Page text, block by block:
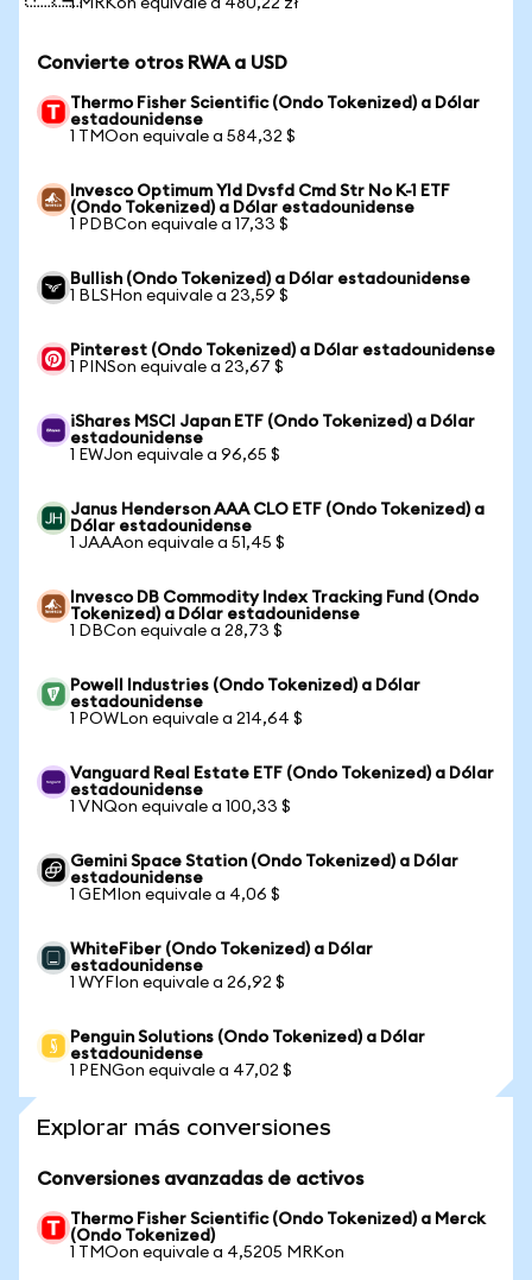
1 MRKon equivale a 480,22 zł
Convierte otros RWA a USD
Thermo Fisher Scientific (Ondo Tokenized) a Dólar
estadounidense
1 TMOon equivale a 584,32 $
Invesco Optimum Yld Dvsfd Cmd Str No K-1 ETF
(Ondo Tokenized) a Dólar estadounidense
1 PDBCon equivale a 17,33 $
Bullish (Ondo Tokenized) a Dólar estadounidense
1 BLSHon equivale a 23,59 $
Pinterest (Ondo Tokenized) a Dólar estadounidense
1 PINSon equivale a 23,67 $
iShares MSCI Japan ETF (Ondo Tokenized) a Dólar
estadounidense
1 EWJon equivale a 96,65 $
Janus Henderson AAA CLO ETF (Ondo Tokenized) a
Dólar estadounidense
1 JAAAon equivale a 51,45 $
Invesco DB Commodity Index Tracking Fund (Ondo
Tokenized) a Dólar estadounidense
1 DBCon equivale a 28,73 $
Powell Industries (Ondo Tokenized) a Dólar
estadounidense
1 POWLon equivale a 214,64 $
Vanguard Real Estate ETF (Ondo Tokenized) a Dólar
estadounidense
1 VNQon equivale a 100,33 $
Gemini Space Station (Ondo Tokenized) a Dólar
estadounidense
1 GEMIon equivale a 4,06 $
WhiteFiber (Ondo Tokenized) a Dólar
estadounidense
1 WYFIon equivale a 26,92 $
Penguin Solutions (Ondo Tokenized) a Dólar
estadounidense
1 PENGon equivale a 47,02 $
Explorar más conversiones
Conversiones avanzadas de activos
Thermo Fisher Scientific (Ondo Tokenized) a Merck
(Ondo Tokenized)
1 TMOon equivale a 4,5205 MRKon